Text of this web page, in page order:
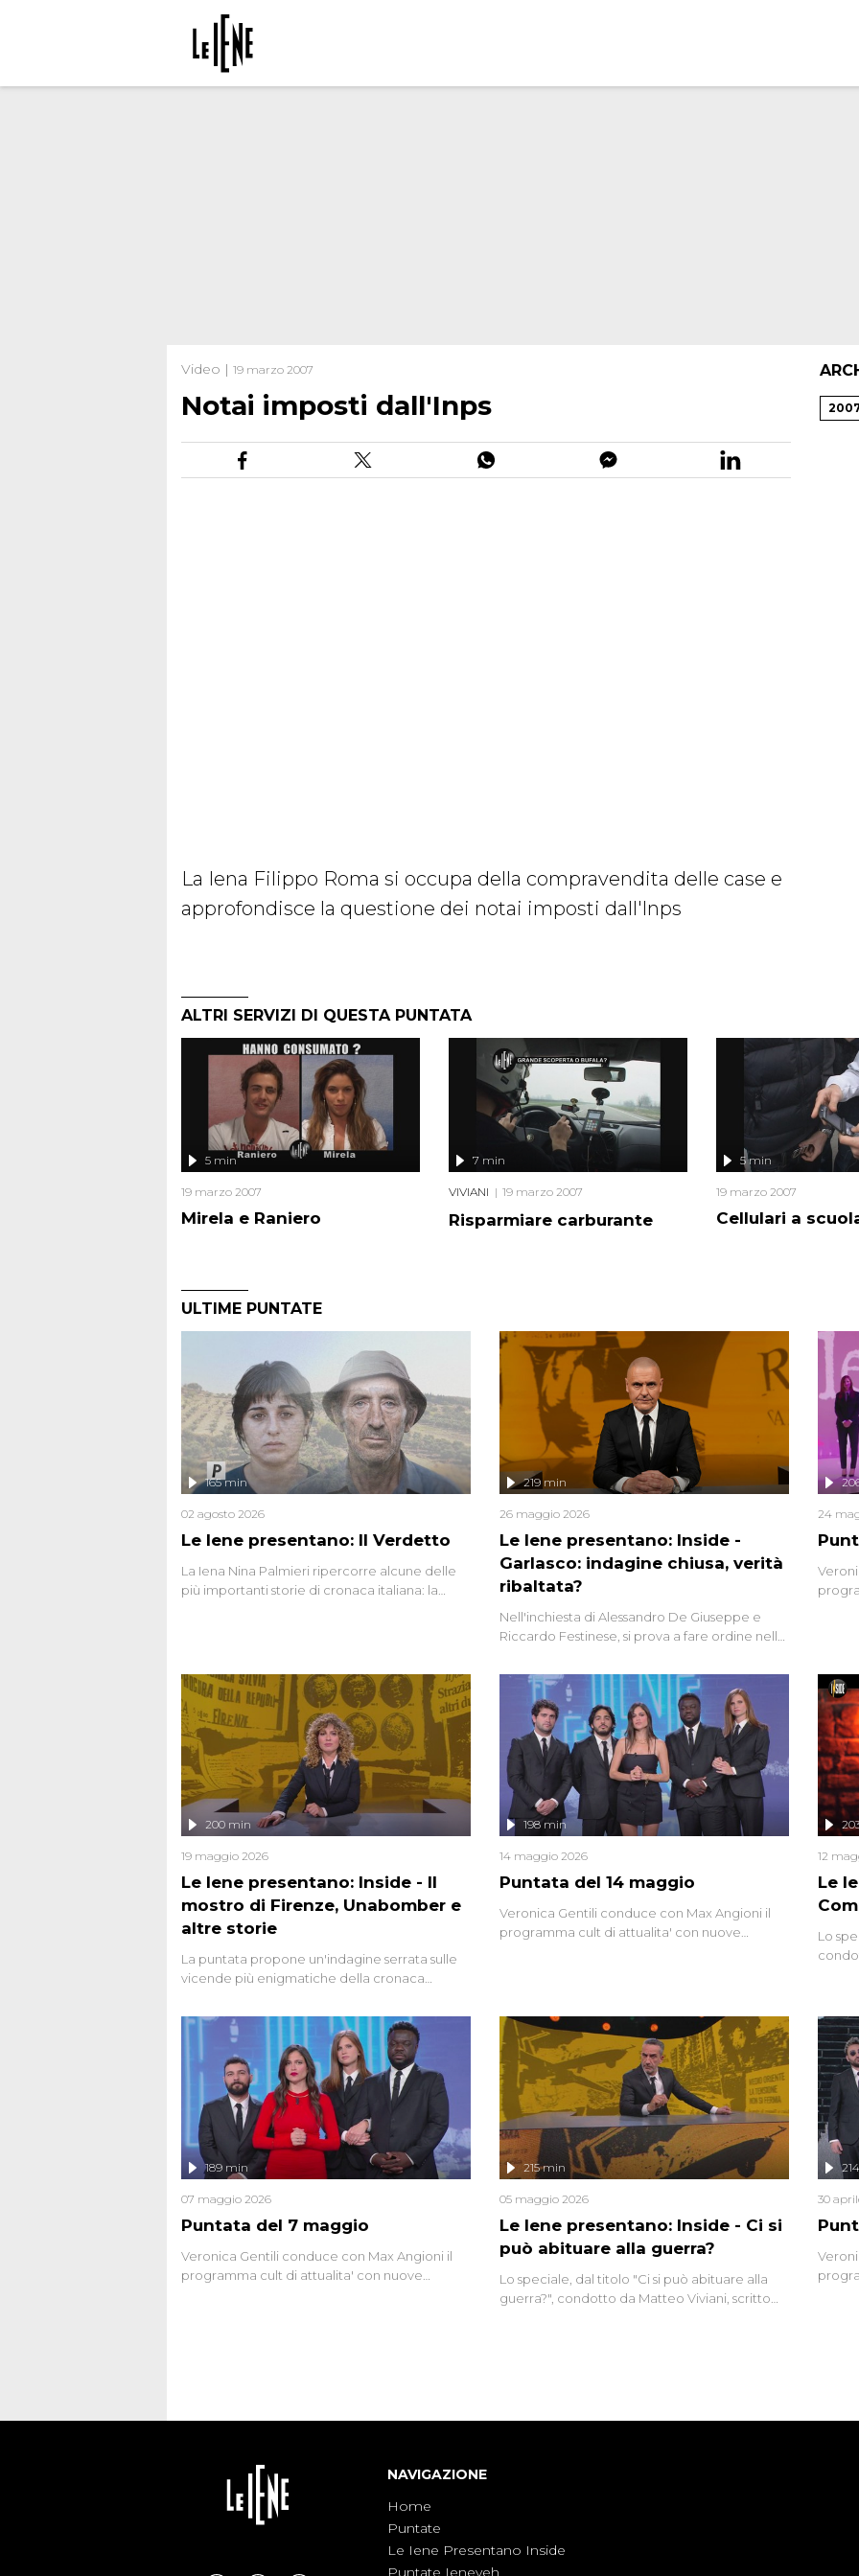
Video | 19 marzo 2007
Notai imposti dall'Inps
La Iena Filippo Roma si occupa della compravendita delle case e
approfondisce la questione dei notai imposti dall'Inps
ALTRI SERVIZI DI QUESTA PUNTATA
Mirela e Raniero
5 min
19 marzo 2007
Risparmiare carburante
7 min
VIVIANI 19 marzo 2007
Cellulari a
5 min
19 marzo 2007
ULTIME PUNTATE
Le Iene presentano: Il Verdetto
165 min
02 agosto 2026
La Iena Nina Palmieri ripercorre alcune delle
più importanti storie di cronaca italiana: la
Le Iene presentano: Inside -
Garlasco: indagine chiusa, verità
ribaltata?
219 min
26 maggio 2026
Nell'inchiesta di Alessandro De Giuseppe e
Riccardo Festinese, si prova a fare ordine nella
continuano a emergere attorno a una delle
vicende giudiziarie più discusse degli ultimi
anni. Lo speciale ricostruisce la vicenda
mettendo in fila testimonianze, errori, dettagli
controversi e i protagonisti di un'indagine che
sembra non avere fine.
24
Le Iene presentano: Inside - Il
mostro di Firenze, Unabomber e
altre storie
200 min
19 maggio 2026
La puntata propone un'indagine serrata sulle
vicende più enigmatiche della cronaca
seriale responsabile di decine di attentati tra
gli anni '90 e il 2000 che, inquietantemente,
potrebbe essere ancora in libertà. Lo speciale
affronta inoltre le zone d'ombra sul Mostro di
Firenze, le cui responsabilità appaiono ancora
oggi avvolte in un groviglio di dubbi mai
chiariti. Nel corso dello speciale anche
l'intervista inedita a Olindo Romano, realizzata
ne...
Puntata del 14 maggio
198 min
14 maggio 2026
Veronica Gentili conduce con Max Angioni il
programma cult di attualita' con nuove
Le
12
Lo
e
Puntata del 7 maggio
189 min
07 maggio 2026
Veronica Gentili conduce con Max Angioni il
programma cult di attualita' con nuove
Le Iene presentano: Inside - Ci si
può abituare alla guerra?
215 min
05 maggio 2026
Lo speciale, dal titolo "Ci si può abituare alla
guerra?", condotto da Matteo Viviani, scritto
30
NAVIGAZIONE
Home
Puntate
Le Iene Presentano Inside
Puntate Ieneyeh